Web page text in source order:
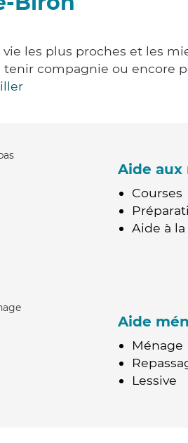
les plus proches et les
compagnie ou encore
Aide aux
Courses
Aide à
Aide
Ménage
Lessive